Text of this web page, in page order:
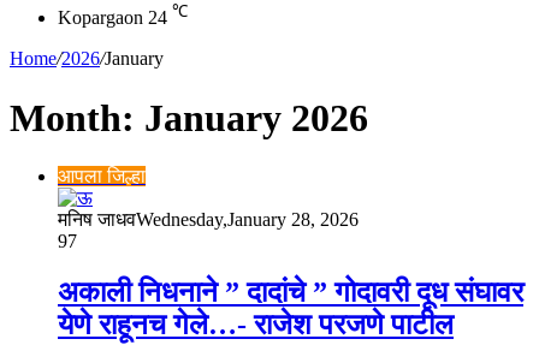
Kopargaon 24 ℃
Home/2026/January
Month: January 2026
आपला जिल्हा
मनिष जाधवWednesday,January 28, 2026
97
अकाली निधनाने ” दादांचे ” गोदावरी दूध संघावर
येणे राहूनच गेले…- राजेश परजणे पाटील